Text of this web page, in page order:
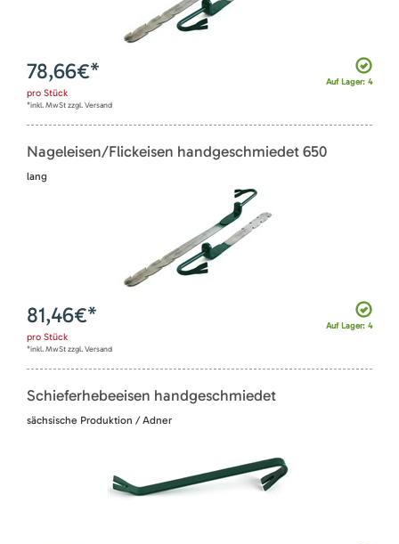
Auf Lager: 4
78,66€*
pro Stück
*inkl. MwSt zzgl. Versand
Nageleisen/Flickeisen handgeschmiedet 650
lang
Auf Lager: 4
81,46€*
pro Stück
*inkl. MwSt zzgl. Versand
Schieferhebeeisen handgeschmiedet
sächsische Produktion / Adner